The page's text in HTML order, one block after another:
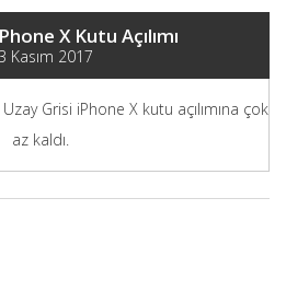
X Kutu Açılımı
Kasım 2017
Grisi iPhone X kutu açılımına çok
az kaldı.